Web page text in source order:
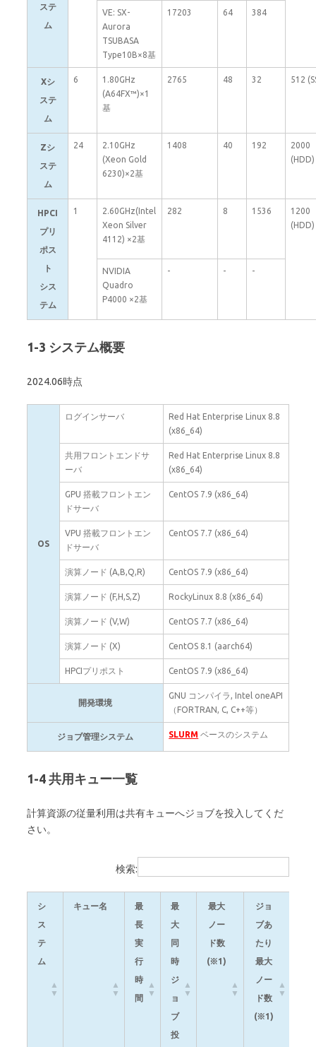
ステ
ム
VE: SX-
Aurora
TSUBASA
Type10B×8基
17203 64 384
Xシ
ステ
ム
6
1.80GHz
(A64FX™)×1
基
2765 48 32 512
Zシ
ステ
ム
24
2.10GHz
(Xeon Gold
6230)×2基
1408 40 192
2000
(HDD)
HPCI
プリ
ポス
ト
シス
テム
1
2.60GHz(Intel
Xeon Silver
4112) ×2基
282 8 1536
1200
(HDD)
NVIDIA
Quadro
P4000 ×2基
- - -
1-3 システム概要
2024.06時点
OS
ログインサーバ
Red Hat Enterprise Linux 8.8
(x86_64)
共用フロントエンドサ
ーバ
Red Hat Enterprise Linux 8.8
(x86_64)
GPU 搭載フロントエン
ドサーバ
CentOS 7.9 (x86_64)
VPU 搭載フロントエン
ドサーバ
CentOS 7.7 (x86_64)
演算ノード (A,B,Q,R) CentOS 7.9 (x86_64)
演算ノード (F,H,S,Z) RockyLinux 8.8 (x86_64)
演算ノード (V,W) CentOS 7.7 (x86_64)
演算ノード (X) CentOS 8.1 (aarch64)
HPCIプリポスト CentOS 7.9 (x86_64)
開発環境
GNU コンパイラ, Intel oneAPI
（FORTRAN, C, C++等）
ジョブ管理システム SLURM ベースのシステム
1-4 共用キュー一覧
計算資源の従量利用は共有キューへジョブを投入してくだ
さい。
検索:
シ
ス
テ
ム
キュー名
最
長
実
行
時
間
最
大
同
時
ジ
ョ
ブ
投
最大
ノー
ド数
(※1)
ジョ
ブあ
たり
最大
ノー
ド数
(※1)